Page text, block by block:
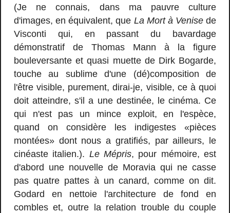
(Je ne connais, dans ma pauvre culture
d'images, en équivalent, que La Mort à Venise de
Visconti qui, en passant du bavardage
démonstratif de Thomas Mann à la figure
bouleversante et quasi muette de Dirk Bogarde,
touche au sublime d'une (dé)composition de
l'être visible, purement, dirai-je, visible, ce à quoi
doit atteindre, s'il a une destinée, le cinéma. Ce
qui n'est pas un mince exploit, en l'espèce,
quand on considère les indigestes «pièces
montées» dont nous a gratifiés, par ailleurs, le
cinéaste italien.). Le Mépris, pour mémoire, est
d'abord une nouvelle de Moravia qui ne casse
pas quatre pattes à un canard, comme on dit.
Godard en nettoie l'architecture de fond en
combles et, outre la relation trouble du couple